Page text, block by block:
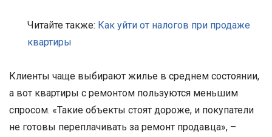
Читайте также: Как уйти от налогов при продаже
квартиры
Клиенты чаще выбирают жилье в среднем состоянии,
а вот квартиры с ремонтом пользуются меньшим
спросом. «Такие объекты стоят дороже, и покупатели
не готовы переплачивать за ремонт продавца», –